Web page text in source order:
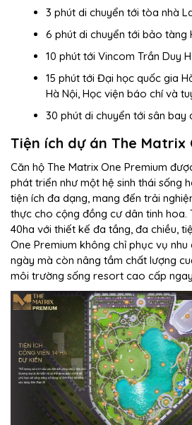
3 phút di chuyển tới tòa nhà
6 phút di chuyển tới bảo tàng
10 phút tới Vincom Trần Duy
15 phút tới Đại học quốc gia
Hà Nội, Học viện báo chí và
30 phút di chuyển tới sân bay
Tiện ích dự án The Matrix
Căn hộ The Matrix One Premium
phát triển như một hệ sinh thái sống
tiện ích đa dạng, mang đến trải
thực cho cộng đồng cư dân tinh hoa.
40ha với thiết kế đa tầng, đa chiều,
One Premium không chỉ phục vụ nhu
ngày mà còn nâng tầm chất lượng
môi trường sống resort cao cấp